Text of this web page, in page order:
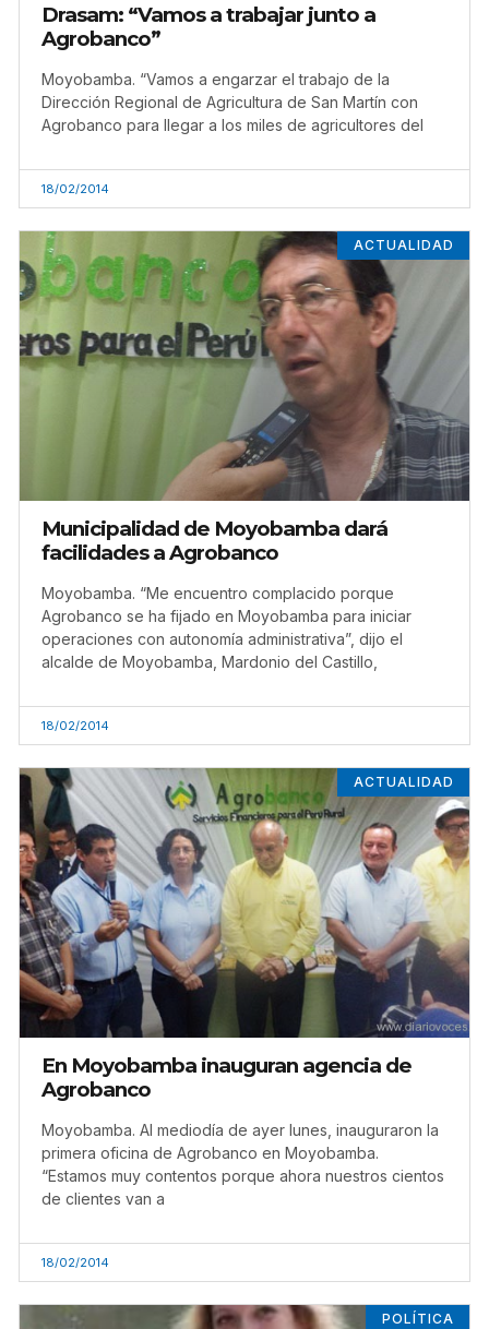
Drasam: “Vamos a trabajar junto a
Agrobanco”
Moyobamba. “Vamos a engarzar el trabajo de la
Dirección Regional de Agricultura de San Martín con
Agrobanco para llegar a los miles de agricultores del
18/02/2014
ACTUALIDAD
Municipalidad de Moyobamba dará
facilidades a Agrobanco
Moyobamba. “Me encuentro complacido porque
Agrobanco se ha fijado en Moyobamba para iniciar
operaciones con autonomía administrativa”, dijo el
alcalde de Moyobamba, Mardonio del Castillo,
18/02/2014
ACTUALIDAD
En Moyobamba inauguran agencia de
Agrobanco
Moyobamba. Al mediodía de ayer lunes, inauguraron la
primera oficina de Agrobanco en Moyobamba.
“Estamos muy contentos porque ahora nuestros cientos
de clientes van a
18/02/2014
POLÍTICA